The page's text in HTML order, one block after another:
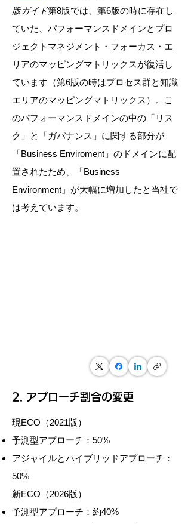
版ガイド第8版では、第6版の時に存在し
ていた、パフォーマンスドメインとプロ
ジェクトマネジメント・フォーカス・エ
リアのマッピングマトリックスが復活し
ています（第6版の時はプロセス群と知識
エリアのマッピングマトリックス）。こ
のパフォーマンスドメインの中の「リス
ク」と「ガバナンス」に関する部分が
「Business Enviroment」のドメインに配
置されたため、「Business
Environment」が大幅に増加したと当社で
は考えています。
2. アプローチ割合の変更
現ECO（2021版）
予測型アプローチ：50%
アジャイルとハイブリッドアプローチ：
50%
新ECO（2026版）
予測型アプローチ：約40%